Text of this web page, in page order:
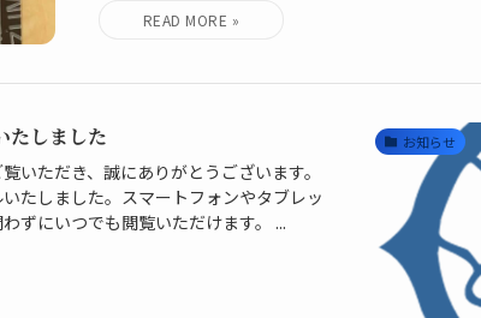
お知らせ
たしました
いただき、誠にありがとうございます。
たしました。スマートフォンやタブレッ
ずにいつでも閲覧いただけます。 ...